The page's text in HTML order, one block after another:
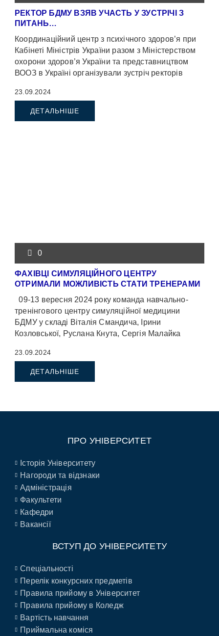
РЕКТОР БДМУ ВЗЯВ УЧАСТЬ У ЗУСТРІЧІ З
ПИТАНЬ…
Координаційний центр з психічного здоров’я при
Кабінеті Міністрів України разом з Міністерством
охорони здоров’я України та представництвом
ВООЗ в Україні організували зустріч ректорів
23.09.2024
ДЕТАЛЬНІШЕ
0
ФАХІВЦІ СИМУЛЯЦІЙНОГО ЦЕНТРУ
ОТРИМАЛИ МОЖЛИВІСТЬ СТАТИ ТРЕНЕРАМИ
09-13 вересня 2024 року команда навчально-
тренінгового центру симуляційної медицини
БДМУ у складі Віталія Смандича, Ірини
Козловської, Руслана Кнута, Сергія Малайка
23.09.2024
ДЕТАЛЬНІШЕ
ПРО УНІВЕРСИТЕТ
Історія Університету
Нагороди та відзнаки
Адміністрація
Факультети
Кафедри
Вакансії
ВСТУП ДО УНІВЕРСИТЕТУ
Спеціальності
Перелік конкурсних предметів
Правила прийому в Університет
Правила прийому в Коледж
Вартість навчання
Приймальна коміся